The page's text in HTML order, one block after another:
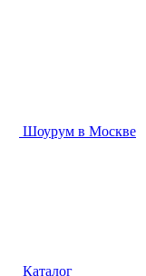
Шоурум в Москве
Каталог